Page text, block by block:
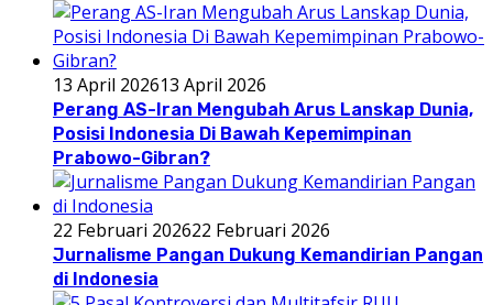
13 April 202613 April 2026
Perang AS-Iran Mengubah Arus Lanskap Dunia,
Posisi Indonesia Di Bawah Kepemimpinan
Prabowo-Gibran?
22 Februari 202622 Februari 2026
Jurnalisme Pangan Dukung Kemandirian Pangan
di Indonesia